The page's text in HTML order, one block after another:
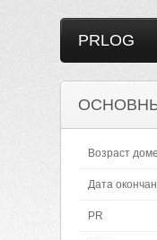
PRLOG
Возраст
Дата
PR